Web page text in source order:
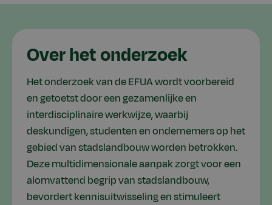
Over het onderzoek
Het onderzoek van de EFUA wordt voorbereid
en getoetst door een gezamenlijke en
interdisciplinaire werkwijze, waarbij
deskundigen, studenten en ondernemers op het
gebied van stadslandbouw worden betrokken.
Deze multidimensionale aanpak zorgt voor een
alomvattend begrip van stadslandbouw,
bevordert kennisuitwisseling en stimuleert